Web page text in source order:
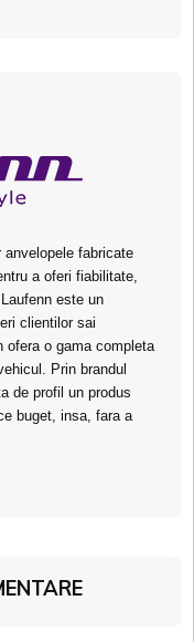
anvelopele fabricate
a oferi fiabilitate,
este un
clientilor sai
ofera o gama completa
Prin brandul
de profil un produs
buget, insa, fara a